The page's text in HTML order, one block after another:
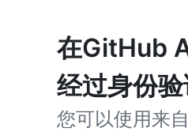
在GitHub
经过身份
您可以使用来